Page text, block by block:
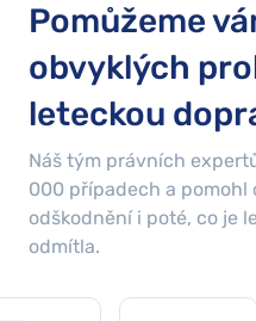
Pomůžeme
obvyklých
leteckou
Náš tým právních
000 případech a pomohl
odškodnění i poté, co je
odmítla.